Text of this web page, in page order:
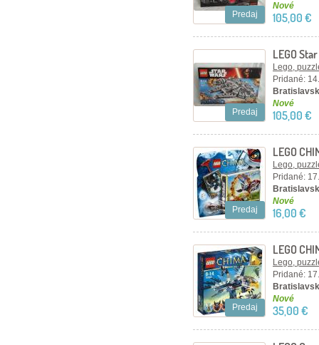
Predaj
Nové
105,00 €
Predaj
LEGO
75105
Lego,
Pridané:
Nové
105,00 €
Predaj
LEGO
Lego,
Pridané:
Nové
16,00 €
Predaj
LEGO
Lego,
Pridané:
Nové
35,00 €